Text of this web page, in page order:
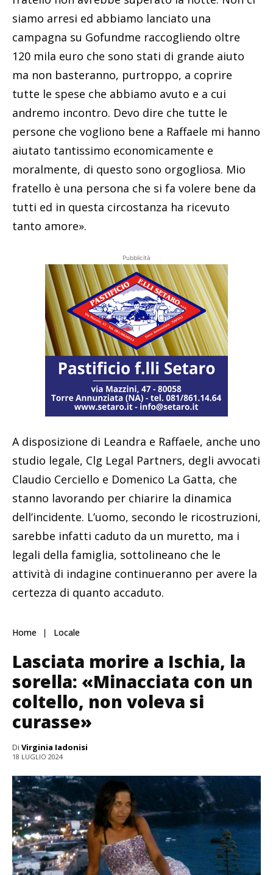
siamo arresi ed abbiamo lanciato una
campagna su Gofundme raccogliendo oltre
120 mila euro che sono stati di grande aiuto
ma non basteranno, purtroppo, a coprire
tutte le spese che abbiamo avuto e a cui
andremo incontro. Devo dire che tutte le
persone che vogliono bene a Raffaele mi hanno
aiutato tantissimo economicamente e
moralmente, di questo sono orgogliosa. Mio
fratello è una persona che si fa volere bene da
tutti ed in questa circostanza ha ricevuto
tanto amore».
Pubblicità
A disposizione di Leandra e Raffaele, anche uno
studio legale, Clg Legal Partners, degli avvocati
Claudio Cerciello e Domenico La Gatta, che
stanno lavorando per chiarire la dinamica
dell’incidente. L’uomo, secondo le ricostruzioni,
sarebbe infatti caduto da un muretto, ma i
legali della famiglia, sottolineano che le
attività di indagine continueranno per avere la
certezza di quanto accaduto.
Home Locale
Lasciata morire a Ischia, la
sorella: «Minacciata con un
coltello, non voleva si
curasse»
Di Virginia Iadonisi
18 LUGLIO 2024